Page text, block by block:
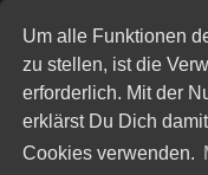
Um alle Funktionen
zu stellen, ist die
erforderlich. Mit der
erklärst Du Dich
Cookies verwenden.